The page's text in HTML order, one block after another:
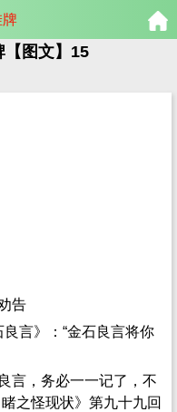
牌
【图文】15
告
言》：“金石良言将你
言，务必一一记了，不
之怪现状》第九十九回